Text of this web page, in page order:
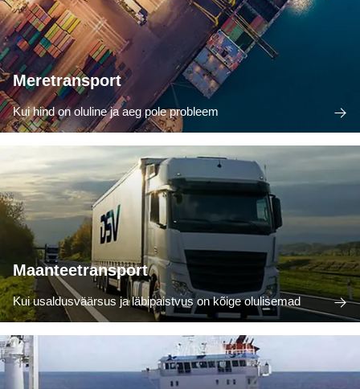
Meretransport
Kui hind on oluline ja aeg pole probleem
Maanteetransport
Kui usaldusväärsus ja läbipaistvus on kõige olulisemad